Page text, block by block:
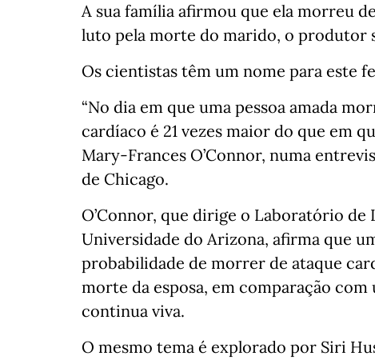
A sua família afirmou que ela morreu
luto pela morte do marido, o produtor
Os cientistas têm um nome para este
“No dia em que uma pessoa amada
cardíaco é 21 vezes maior do que em
Mary-Frances O’Connor, numa
de Chicago.
O’Connor, que dirige o Laboratório de
Universidade do Arizona, afirma que
probabilidade de morrer de ataque
morte da esposa, em comparação
continua viva.
O mesmo tema é explorado por Siri